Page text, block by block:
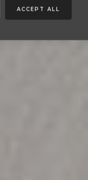
ACCEPT ALL